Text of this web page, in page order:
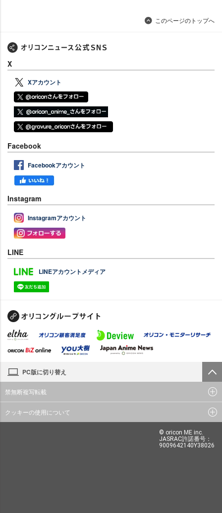
このページのトップへ
X
Xアカウント
Facebook
Facebookアカウント
Instagram
Instagramアカウント
LINE
LINEアカウントメディア
PC版に切り替え
禁無断複写転載
クッキーの使用について
© oricon ME inc.
JASRAC許諾番号：
9009642140Y38026